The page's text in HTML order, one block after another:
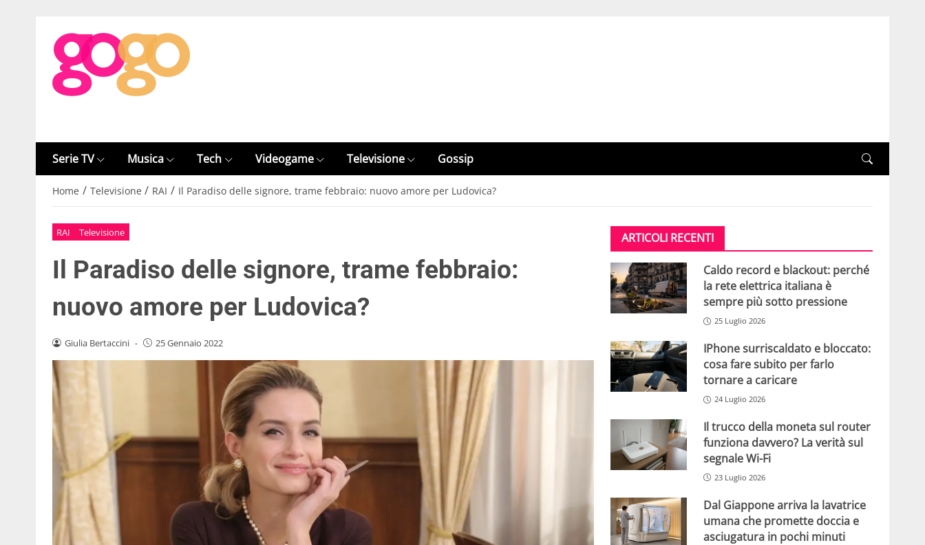
Serie TV Musica Tech Videogame Televisione Gossip
Home / Televisione / RAI / Il Paradiso delle signore, trame febbraio: nuovo amore per Ludovica?
RAI Televisione
Il Paradiso delle signore, trame febbraio:
nuovo amore per Ludovica?
Giulia Bertaccini - 25 Gennaio 2022
ARTICOLI RECENTI
Caldo record e blackout: perché
la rete elettrica italiana è
sempre più sotto pressione
25 Luglio 2026
IPhone surriscaldato e bloccato:
cosa fare subito per farlo
tornare a caricare
24 Luglio 2026
Il trucco della moneta sul router
funziona davvero? La verità sul
segnale Wi-Fi
23 Luglio 2026
Dal Giappone arriva la lavatrice
umana che promette doccia e
asciugatura in pochi minuti